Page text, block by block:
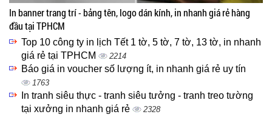
In banner trang trí - bảng tên, logo dán kính, in nhanh giá rẻ hàng
đầu tại TPHCM
Top 10 công ty in lịch Tết 1 tờ, 5 tờ, 7 tờ, 13 tờ, in nhanh
giá rẻ tại TPHCM
2214
Báo giá in voucher số lượng ít, in nhanh giá rẻ uy tín
1763
In tranh siêu thực - tranh siêu tưởng - tranh treo tường
tại xưởng in nhanh giá rẻ
2328